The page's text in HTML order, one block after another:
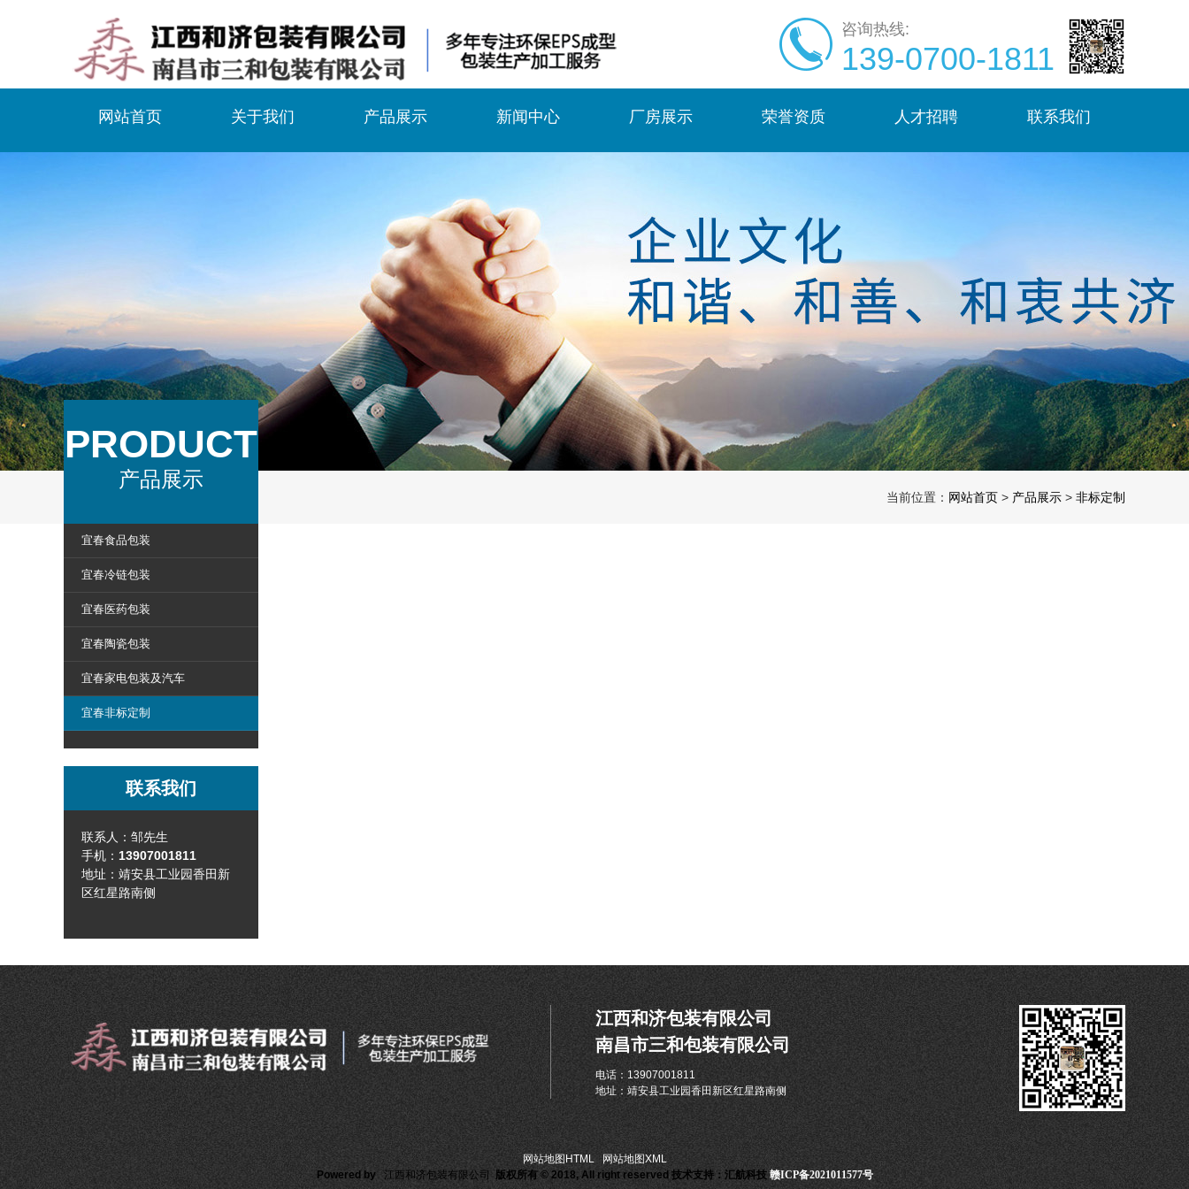
咨询热线:
139-0700-1811
网站首页 关于我们 产品展示 新闻中心 厂房展示 荣誉资质 人才招聘 联系我们
当前位置： 网站首页 > 产品展示 > 非标定制
PRODUCT
产品展示
宜春食品包装
宜春冷链包装
宜春医药包装
宜春陶瓷包装
宜春家电包装及汽车
宜春非标定制
联系我们
联系人：邹先生
手机： 13907001811
地址：靖安县工业园香田新
区红星路南侧
江西和济包装有限公司
南昌市三和包装有限公司
电话：13907001811
地址：靖安县工业园香田新区红星路南侧
网站地图HTML|
网站地图XML
Powered by
江西和济包装有限公司 版权所有 © 2018, All right reserved技术支持：汇航科技 赣ICP备2021011577号